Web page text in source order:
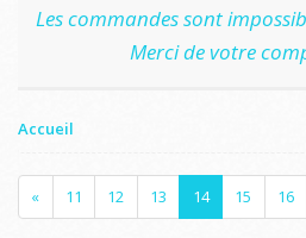
Les commandes sont
Merci de votre
Accueil
« 11 12 13 14 15 16